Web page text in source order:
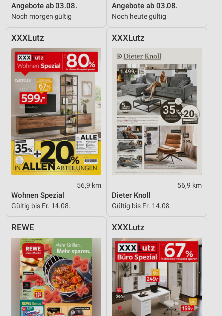
Angebote ab 03.08.
Noch morgen gültig
Angebote ab 03.08.
Noch heute gültig
XXXLutz
56,9 km
Wohnen Spezial
Gültig bis Fr. 14.08.
XXXLutz
56,9 km
Dieter Knoll
Gültig bis Fr. 14.08.
REWE XXXLutz